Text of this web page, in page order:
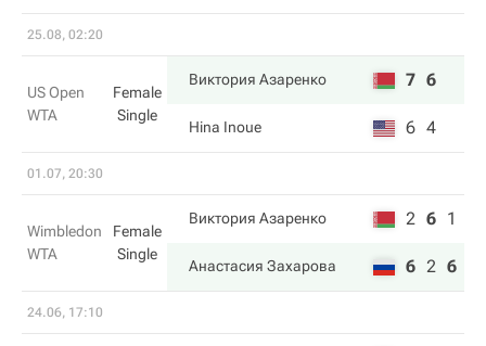
25.08, 02:20
US Open
WTA
Female
Single
Виктория Азаренко 7 6
Hina Inoue 6 4
01.07, 20:30
Wimbledon
WTA
Female
Single
Виктория Азаренко 2 6 1
Анастасия Захарова 6 2 6
24.06, 17:10